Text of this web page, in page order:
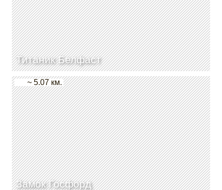
Титаник Белфаст
Замок Госфорд
~ 5.07 км.